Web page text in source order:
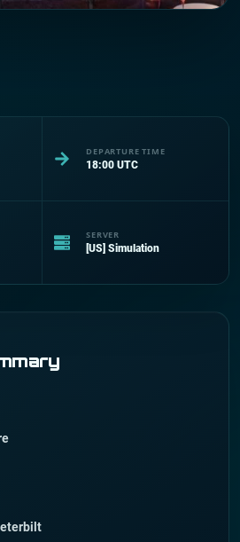
DEPARTURE TIME
18:00 UTC
SERVER
[US] Simulation